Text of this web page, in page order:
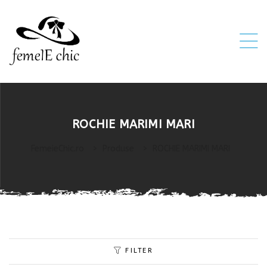
ROCHIE MARIMI MARI
FILTER